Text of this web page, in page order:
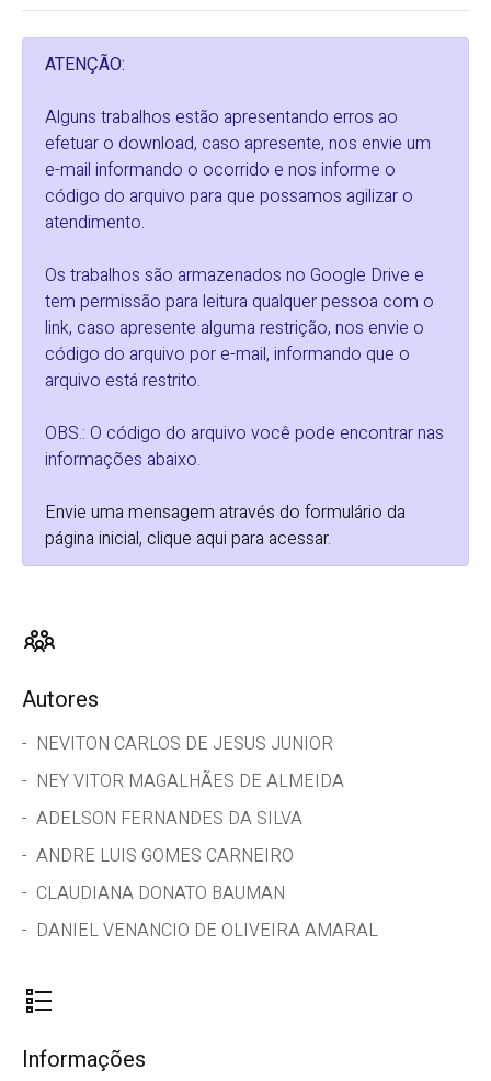
ATENÇÃO:
Alguns trabalhos estão apresentando erros ao
efetuar o download, caso apresente, nos envie um
e-mail informando o ocorrido e nos informe o
código do arquivo para que possamos agilizar o
atendimento.
Os trabalhos são armazenados no Google Drive e
tem permissão para leitura qualquer pessoa com o
link, caso apresente alguma restrição, nos envie o
código do arquivo por e-mail, informando que o
arquivo está restrito.
OBS.: O código do arquivo você pode encontrar nas
informações abaixo.
Envie uma mensagem através do formulário da
página inicial, clique aqui para acessar.
Autores
NEVITON CARLOS DE JESUS JUNIOR
NEY VITOR MAGALHÃES DE ALMEIDA
ADELSON FERNANDES DA SILVA
ANDRE LUIS GOMES CARNEIRO
CLAUDIANA DONATO BAUMAN
DANIEL VENANCIO DE OLIVEIRA AMARAL
Informações